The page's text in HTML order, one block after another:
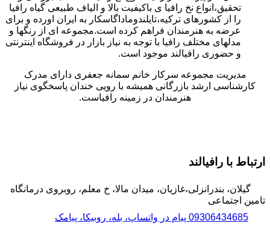
تحقیق،انواع نخ رافیا ی باکیفیت بالا و الیاف طبیعی گیاه رافیا
را از کشورهای ترکیه،تایلندوماداگاسکار به ایران اورده و برای
عرضه به هنرمندان فراهم کرده است.مجموعه ای از رنگها و
مدلهای مختلف رافیا با توجه به نیاز بازار در فروشگاه اینترنتی
و حضوری رافیالند موجود است.
مدیریت مجموعه سرکار خانم سمانه جعفری دارای مدرک
کارشناسی ارشد بازرگانی همیشه با رویی خندان پاسخگوی نیاز
هنرمندان در زمینه رافیاست.
ارتباط با رافیالند
گیلان، بندرانزلی،غازیان، میدان مالا، خ معلم، روبروی درمانگاه
تامین اجتماعی
09306434685 پیام در واتساپ، بله، روبیکا، پیامک